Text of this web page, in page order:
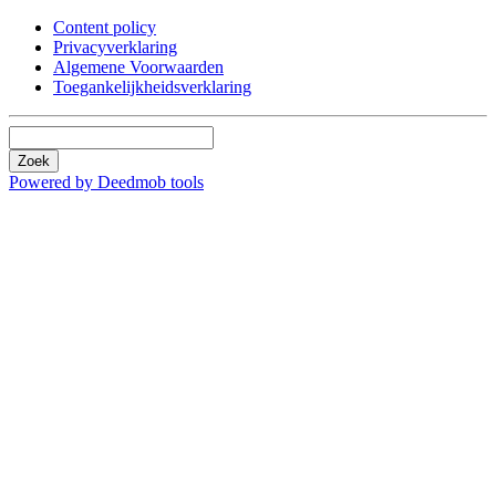
Content policy
Privacyverklaring
Algemene Voorwaarden
Toegankelijkheidsverklaring
Zoek
Powered by Deedmob tools